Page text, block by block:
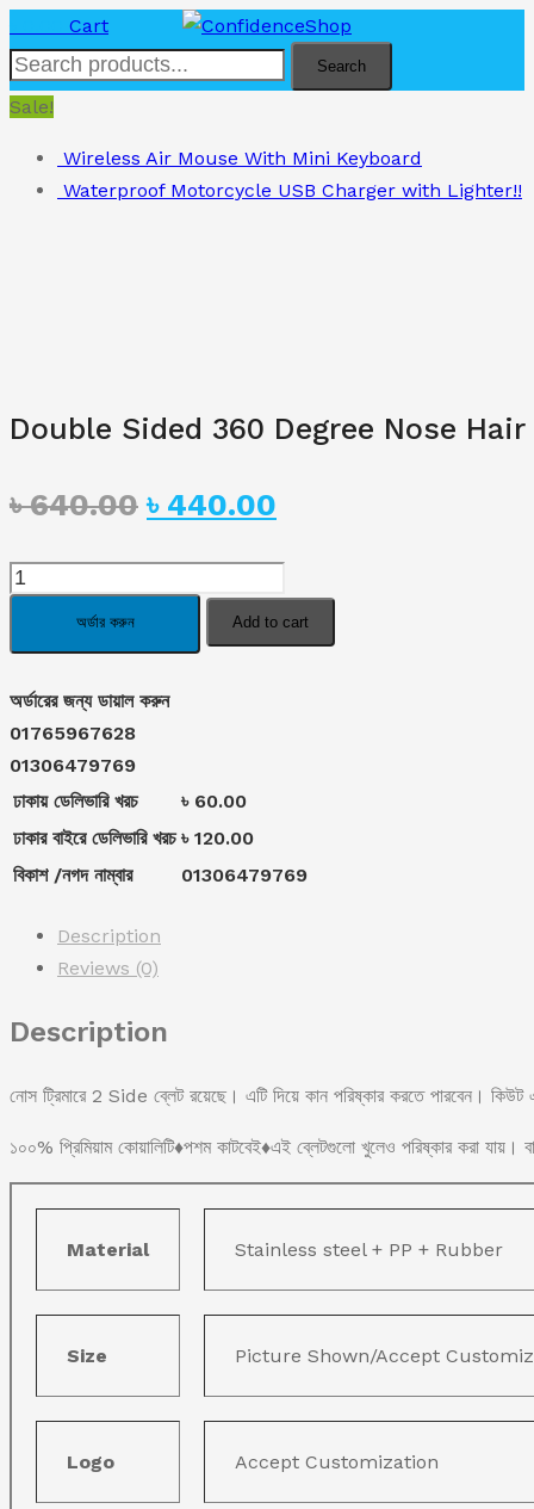
Cart
Search
Sale!
Wireless Air Mouse With Mini Keyboard
Waterproof Motorcycle USB Charger with Lighter!!
Double Sided 360 Degree Nose
৳640.00 Original
price
was:
৳ 640.00.
৳ 440.00
price
is:
Double
Nose
Hair
Cut
Trimmer>>3
Pcs.
quantity
অর্ডার করুন Add to cart
অর্ডারের জন্য ডায়াল করুন
01765967628
01306479769
ঢাকায় ডেলিভারি খরচ
৳ 60.00
ঢাকার বাইরে ডেলিভারি খরচ ৳ 120.00
বিকাশ /নগদ নাম্বার
01306479769
Description
Reviews (0)
Description
নোস ট্রিমারে 2 Side ব্লেট রয়েছে। এটি দিয়ে কান পরিষ্কার করতে পারবেন। কিউট
১০০% প্রিমিয়াম কোয়ালিটি♦️পশম কাটবেই♦️এই ব্লেটগুলো খুলেও পরিষ্কার করা যায়।
Material Stainless steel + PP + Rubber
Size Picture Shown/Accept
Logo Accept Customization